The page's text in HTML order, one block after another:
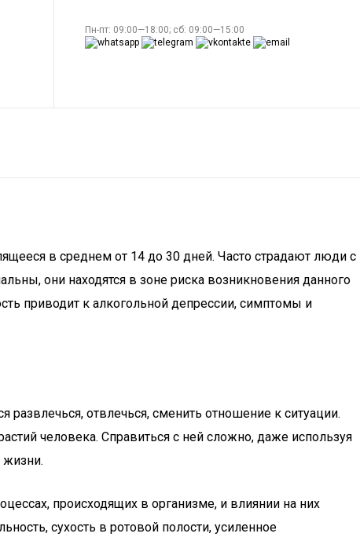
Пн-пт: 09:00—18:00; сб: 09:00—15:00
в среднем от 14 до 30 дней. Часто страдают люди с
они находятся в зоне риска возникновения данного
приводит к алкогольной депрессии, симптомы и
отвлечься, сменить отношение к ситуации.
человека. Справиться с ней сложно, даже используя
жизни.
происходящих в организме, и влиянии на них
сухость в ротовой полости, усиленное